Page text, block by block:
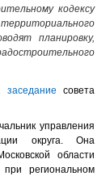
кодексу
планировку,
заседание совета
управления
округа. Она
области
региональном